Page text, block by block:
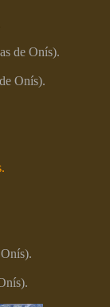
de Onís).
Onís).